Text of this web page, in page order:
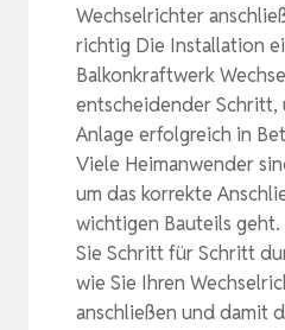
Wechselrichter
richtig Die Installation
Balkonkraftwerk
entscheidender Schritt,
Anlage erfolgreich in
Viele Heimanwender
um das korrekte
wichtigen Bauteils
Sie Schritt für Schritt
wie Sie Ihren
anschließen und damit